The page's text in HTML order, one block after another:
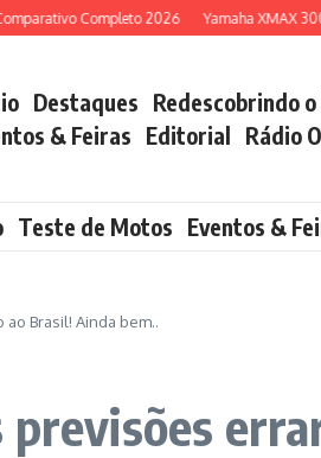
Completo 2026 Yamaha XMAX 300 vs
Destaques Redescobrindo
& Feiras Editorial Rádio
Teste de Motos Eventos &
Brasil! Ainda bem..